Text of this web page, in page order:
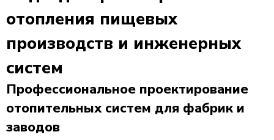
отопления пищевых
производств и инженерных
систем
Профессиональное проектирование
отопительных систем для фабрик и
заводов